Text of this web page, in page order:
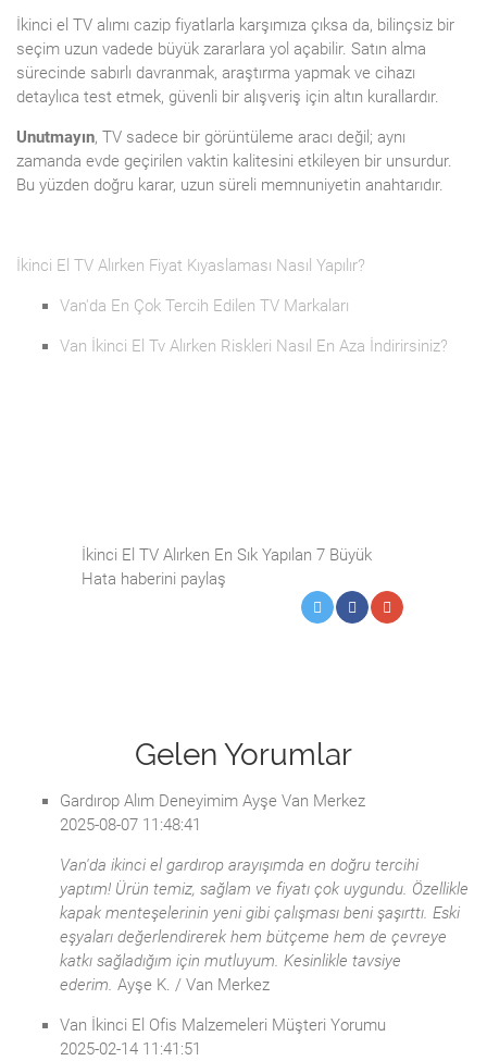
İkinci el TV alımı cazip fiyatlarla karşımıza çıksa da, bilinçsiz bir
seçim uzun vadede büyük zararlara yol açabilir. Satın alma
sürecinde sabırlı davranmak, araştırma yapmak ve cihazı
detaylıca test etmek, güvenli bir alışveriş için altın kurallardır.
Unutmayın, TV sadece bir görüntüleme aracı değil; aynı
zamanda evde geçirilen vaktin kalitesini etkileyen bir unsurdur.
Bu yüzden doğru karar, uzun süreli memnuniyetin anahtarıdır.
İkinci El TV Alırken Fiyat Kıyaslaması Nasıl Yapılır?
Van'da En Çok Tercih Edilen TV Markaları
Van İkinci El Tv Alırken Riskleri Nasıl En Aza İndirirsiniz?
İkinci El TV Alırken En Sık Yapılan 7 Büyük
Hata haberini paylaş
Gelen Yorumlar
Gardırop Alım Deneyimim Ayşe Van Merkez
2025-08-07 11:48:41
Van'da ikinci el gardırop arayışımda en doğru tercihi
yaptım! Ürün temiz, sağlam ve fiyatı çok uygundu. Özellikle
kapak menteşelerinin yeni gibi çalışması beni şaşırttı. Eski
eşyaları değerlendirerek hem bütçeme hem de çevreye
katkı sağladığım için mutluyum. Kesinlikle tavsiye
ederim. Ayşe K. / Van Merkez
Van İkinci El Ofis Malzemeleri Müşteri Yorumu
2025-02-14 11:41:51